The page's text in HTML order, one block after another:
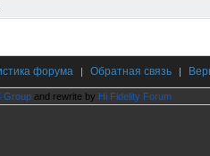
форума | Обратная связь |
Group and rewrite by Hi Fidelity Forum